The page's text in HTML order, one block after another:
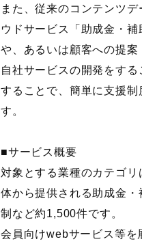
また、従来のコンテンツ
ウドサービス「助成金・
や、あるいは顧客への提
自社サービスの開発をす
することで、簡単に支援
す。
■サービス概要
対象とする業種のカテゴ
体から提供される助成金
制など約1,500件です。
会員向けwebサービス等を